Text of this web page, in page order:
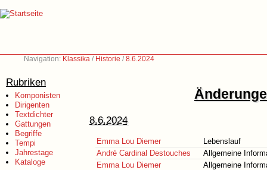
Navigation: Klassika / Historie /8.6.2024
Rubriken
Komponisten
Dirigenten
Textdichter
Gattungen
Begriffe
Tempi
Jahrestage
Kataloge
8.6.2024
Emma Lou Diemer
Lebenslauf
André Cardinal Destouches
Allgemeine
Emma Lou Diemer
Allgemeine